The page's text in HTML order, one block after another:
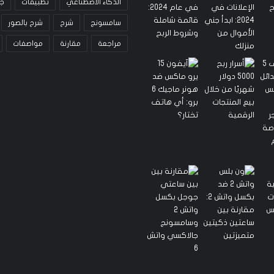
الذكاء الاصطناعي تطبيقات
سامسونج شرح شرح بالصور
مراجعة مقارنة مواصفات